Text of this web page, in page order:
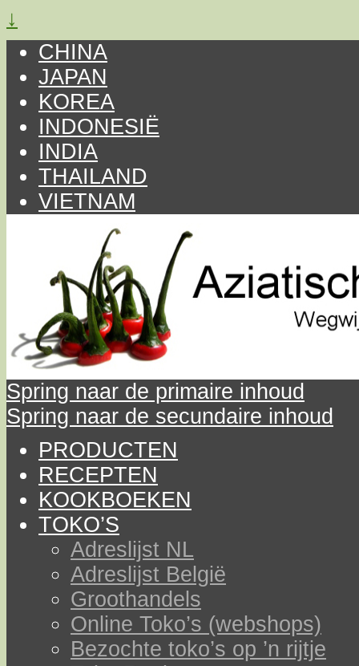
↓
CHINA
JAPAN
KOREA
INDONESIË
INDIA
THAILAND
VIETNAM
Spring naar de primaire inhoud
Spring naar de secundaire inhoud
PRODUCTEN
RECEPTEN
KOOKBOEKEN
TOKO’S
Adreslijst NL
Adreslijst België
Groothandels
Online Toko’s (webshops)
Bezochte toko’s op ’n rijtje